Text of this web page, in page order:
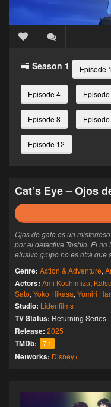
Season 1 Episode 1
Episode 4 Episode
Episode 8 Episode
Episode 12
Cat’s Eye – Ojos
Ojos de gato es un
por el detective Toshio. Él
elusivo grupo no es otra que
Genre: Action & Adventure,
Actors: Ami Koshimizu,
Sato, Yoko Hikasa, Yumiri
Studio: Lidenfilms
TV Status: Returning Series
Release: 2025
TMDb: 7.1
Networks: Disney+